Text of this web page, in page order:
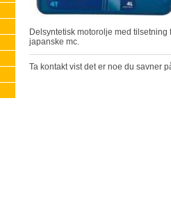
japanske mc.
Ta kontakt vist det er noe du savner